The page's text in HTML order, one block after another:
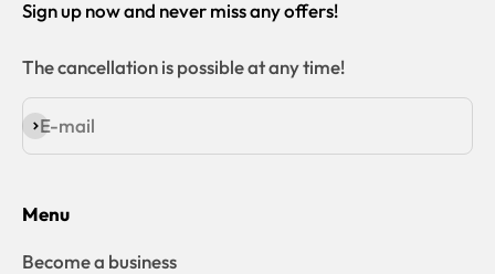
Sign up now and never miss any offers!
The cancellation is possible at any time!
E-mail
Subscribe
Menu
Become a business